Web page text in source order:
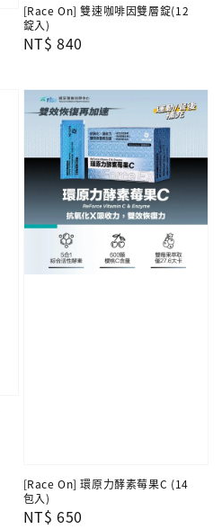
[Race On] 雙速咖啡因雙層錠(12
錠入)
Regular
NT$ 840
[Race On] 環原力酵素莓果C (14
包入)
Regular
NT$ 650